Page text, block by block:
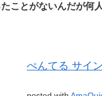
ことがないんだが何
ぺんてる サイ